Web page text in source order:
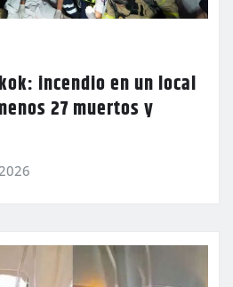
incendio en un local
27 muertos y